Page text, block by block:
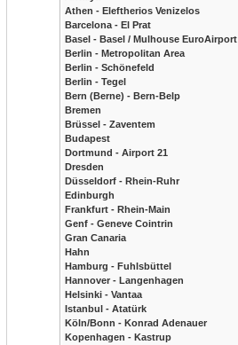
Athen - Eleftherios Venizelos
Barcelona - El Prat
Basel - Basel / Mulhouse EuroAirport
Berlin - Metropolitan Area
Berlin - Schönefeld
Berlin - Tegel
Bern (Berne) - Bern-Belp
Bremen
Brüssel - Zaventem
Budapest
Dortmund - Airport 21
Dresden
Düsseldorf - Rhein-Ruhr
Edinburgh
Frankfurt - Rhein-Main
Genf - Geneve Cointrin
Gran Canaria
Hahn
Hamburg - Fuhlsbüttel
Hannover - Langenhagen
Helsinki - Vantaa
Istanbul - Atatürk
Köln/Bonn - Konrad Adenauer
Kopenhagen - Kastrup